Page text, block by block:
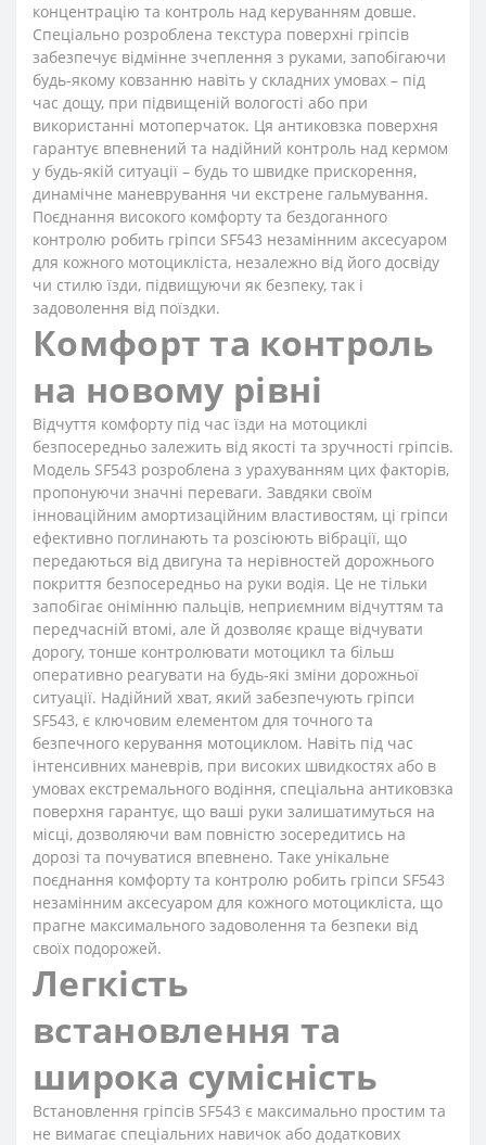
концентрацію та контроль над керуванням довше.
Спеціально розроблена текстура поверхні гріпсів
забезпечує відмінне зчеплення з руками, запобігаючи
будь-якому ковзанню навіть у складних умовах – під
час дощу, при підвищеній вологості або при
використанні мотоперчаток. Ця антиковзка поверхня
гарантує впевнений та надійний контроль над кермом
у будь-якій ситуації – будь то швидке прискорення,
динамічне маневрування чи екстрене гальмування.
Поєднання високого комфорту та бездоганного
контролю робить гріпси SF543 незамінним аксесуаром
для кожного мотоцикліста, незалежно від його досвіду
чи стилю їзди, підвищуючи як безпеку, так і
задоволення від поїздки.
Комфорт та контроль
на новому рівні
Відчуття комфорту під час їзди на мотоциклі
безпосередньо залежить від якості та зручності гріпсів.
Модель SF543 розроблена з урахуванням цих факторів,
пропонуючи значні переваги. Завдяки своїм
інноваційним амортизаційним властивостям, ці гріпси
ефективно поглинають та розсіюють вібрації, що
передаються від двигуна та нерівностей дорожнього
покриття безпосередньо на руки водія. Це не тільки
запобігає онімінню пальців, неприємним відчуттям та
передчасній втомі, але й дозволяє краще відчувати
дорогу, тонше контролювати мотоцикл та більш
оперативно реагувати на будь-які зміни дорожньої
ситуації. Надійний хват, який забезпечують гріпси
SF543, є ключовим елементом для точного та
безпечного керування мотоциклом. Навіть під час
інтенсивних маневрів, при високих швидкостях або в
умовах екстремального водіння, спеціальна антиковзка
поверхня гарантує, що ваші руки залишатимуться на
місці, дозволяючи вам повністю зосередитись на
дорозі та почуватися впевнено. Таке унікальне
поєднання комфорту та контролю робить гріпси SF543
незамінним аксесуаром для кожного мотоцикліста, що
прагне максимального задоволення та безпеки від
своїх подорожей.
Легкість
встановлення та
широка сумісність
Встановлення гріпсів SF543 є максимально простим та
не вимагає спеціальних навичок або додаткових